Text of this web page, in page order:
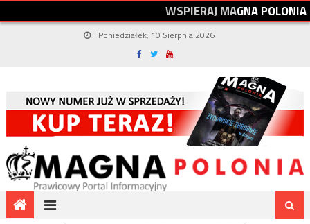
WSPIERAJMAGNAPOLONIA
Poniedziałek, 10 Sierpnia 2026